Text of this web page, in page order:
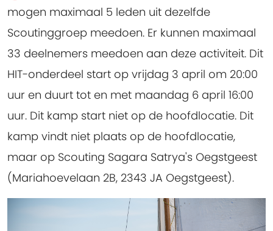
mogen maximaal 5 leden uit dezelfde
Scoutinggroep meedoen. Er kunnen maximaal
33 deelnemers meedoen aan deze activiteit. Dit
HIT-onderdeel start op vrijdag 3 april om 20:00
uur en duurt tot en met maandag 6 april 16:00
uur. Dit kamp start niet op de hoofdlocatie. Dit
kamp vindt niet plaats op de hoofdlocatie,
maar op Scouting Sagara Satrya's Oegstgeest
(Mariahoevelaan 2B, 2343 JA Oegstgeest).